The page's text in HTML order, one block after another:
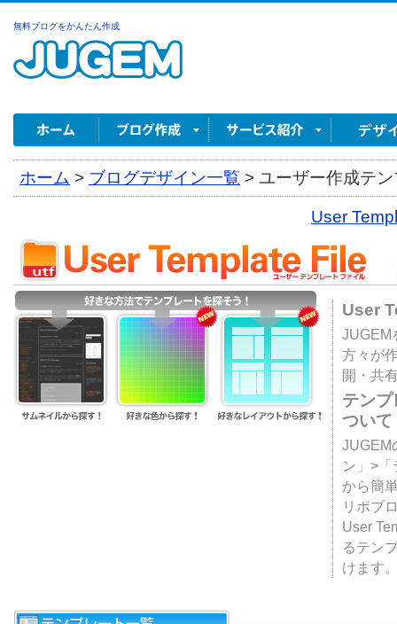
無料ブログをかんたん作成
ホーム > ブログデザイン一覧 > ユーザー作成テ
User
User
JUGEM
方々が
開・共
テン
ついて
JUGEM
ン」>
から簡
リポブ
User
るテン
けます